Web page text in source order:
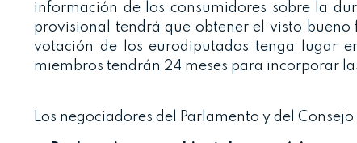
información de los consumidores sobre la
provisional tendrá que obtener el visto
votación de los eurodiputados tenga lugar
miembros tendrán 24 meses para incorporar
Los negociadores del Parlamento y del